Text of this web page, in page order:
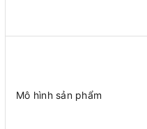
Mô hình sản phẩm